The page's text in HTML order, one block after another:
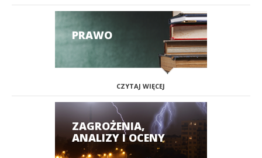
PRAWO
CZYTAJ WIĘCEJ
ZAGROŻENIA,
ANALIZY I OCENY